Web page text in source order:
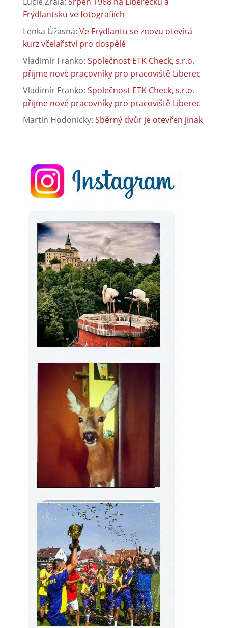
Frýdlantsku ve fotografiích
Lenka Úžasná: Ve Frýdlantu se znovu otevírá
kurz včelařství pro dospělé
Vladimír Franko: Společnost ETK Check, s.r.o.
přijme nové pracovníky pro pracoviště Liberec
Vladimír Franko: Společnost ETK Check, s.r.o.
přijme nové pracovníky pro pracoviště Liberec
Martin Hodonicky: Sběrný dvůr je otevřen jinak